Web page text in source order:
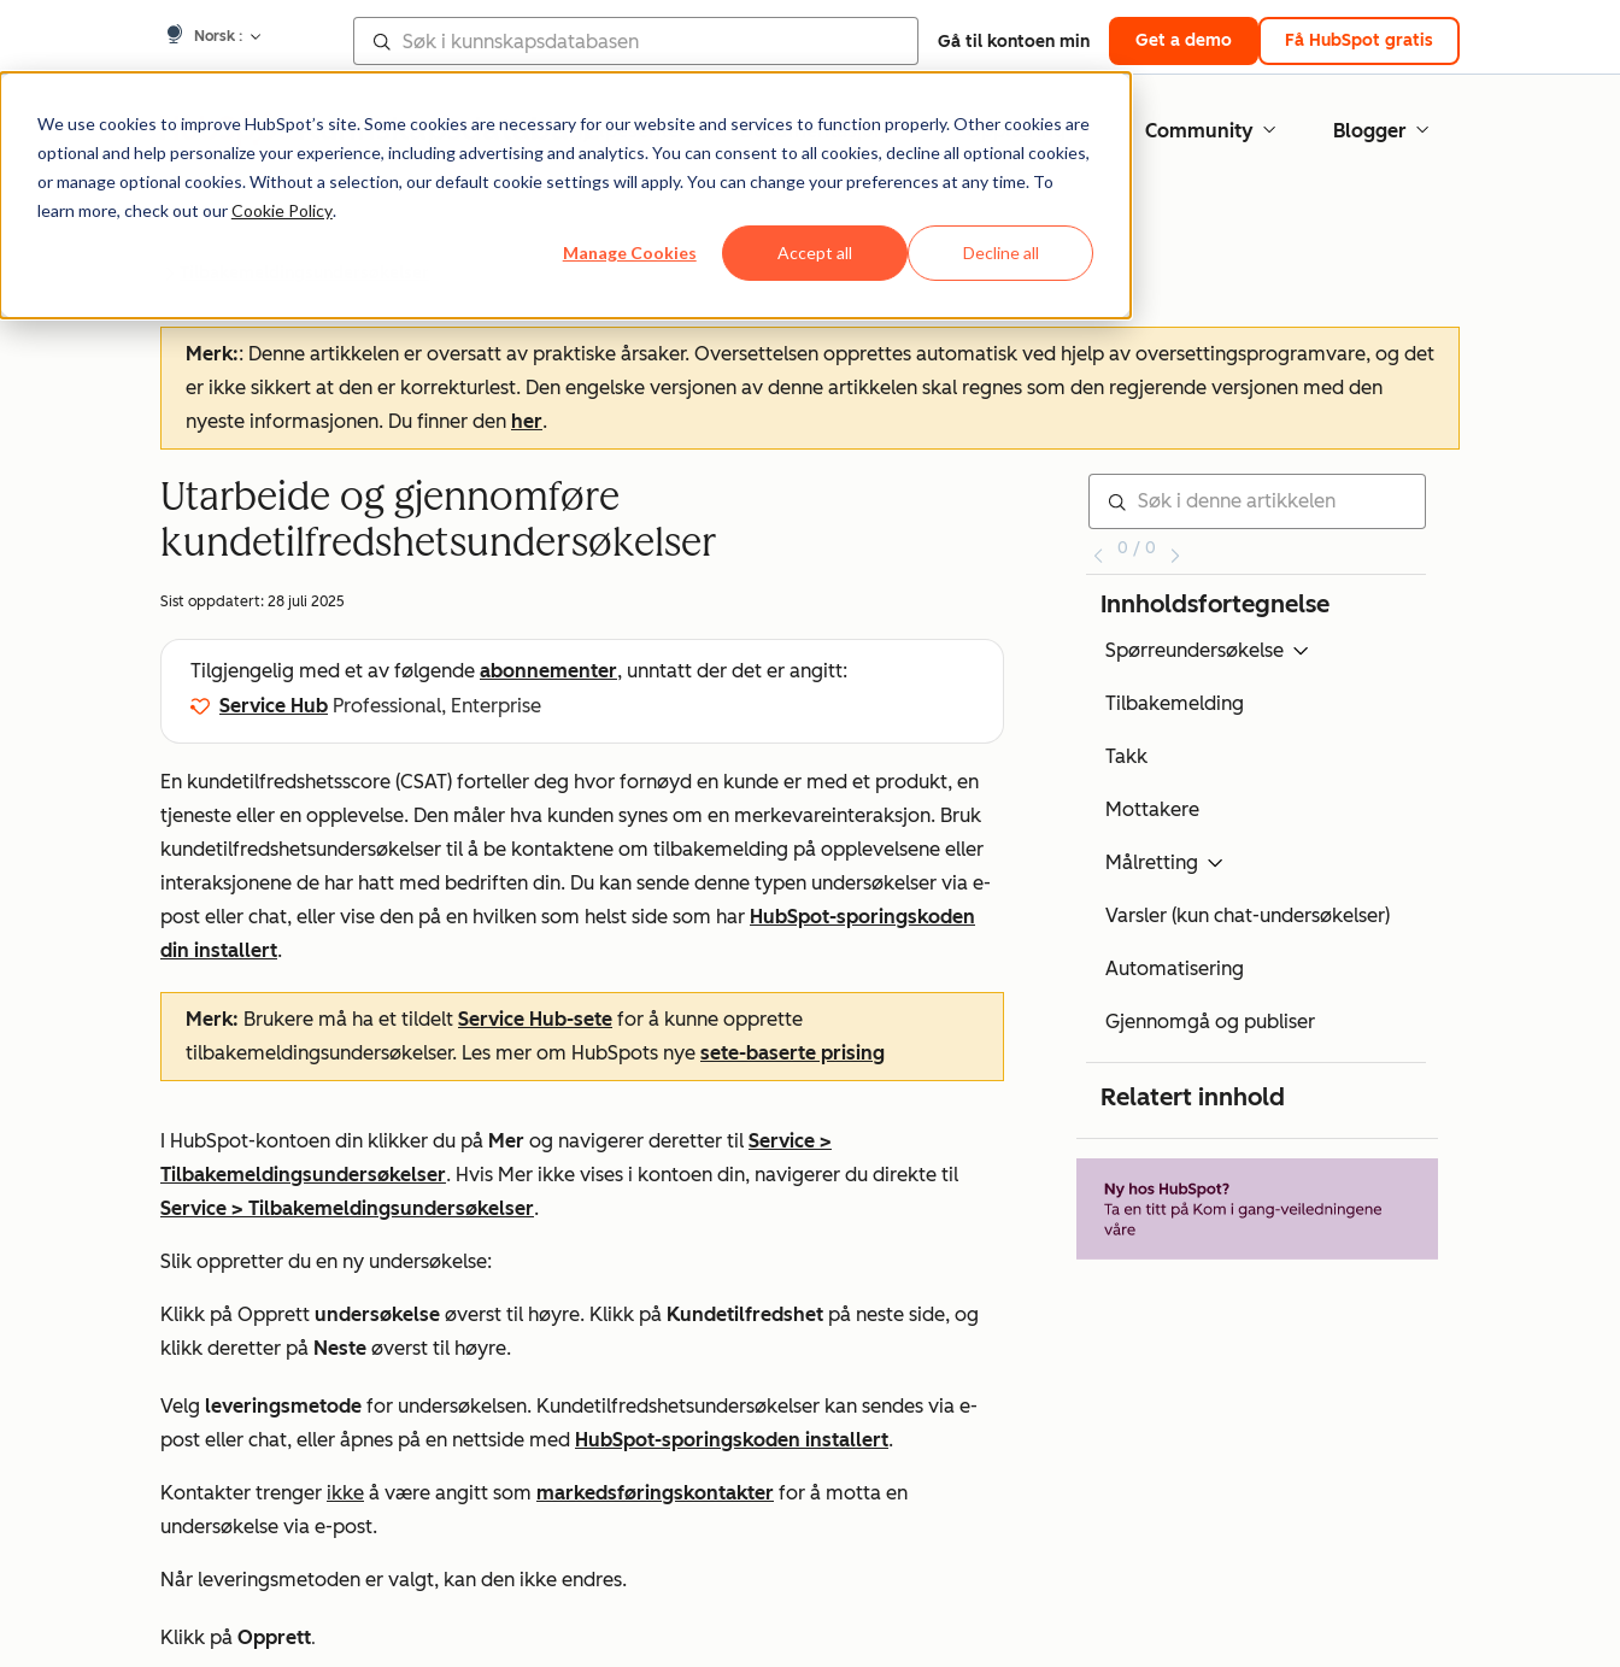
We use cookies to improve HubSpot’s site. Some cookies are necessary for our website and services to function properly. Other cookies are
optional and help personalize your experience, including advertising and analytics. You can consent to all cookies, decline all optional cookies,
or manage optional cookies. Without a selection, our default cookie settings will apply. You can change your preferences at any time. To
learn more, check out ourCookie Policy.
Manage Cookies Accept all Decline all
Norsk : Gå til kontoen min Get a demo Få HubSpot gratis
KunnskapsdatabaseHjelpesenter Dokumentasjon Opplæring Community Blogger
Merk:: Denne artikkelen er oversatt av praktiske årsaker. Oversettelsen opprettes automatisk ved hjelp av oversettingsprogramvare, og det
er ikke sikkert at den er korrekturlest. Den engelske versjonen av denne artikkelen skal regnes som den regjerende versjonen med den
nyeste informasjonen. Du finner den her.
Utarbeide og gjennomføre
kundetilfredshetsundersøkelser
Sist oppdatert: 28 juli 2025
Tilgjengelig med et av følgende abonnementer, unntatt der det er angitt:
Service Hub Professional, Enterprise
En kundetilfredshetsscore (CSAT) forteller deg hvor fornøyd en kunde er med et produkt, en
tjeneste eller en opplevelse. Den måler hva kunden synes om en merkevareinteraksjon. Bruk
kundetilfredshetsundersøkelser til å be kontaktene om tilbakemelding på opplevelsene eller
interaksjonene de har hatt med bedriften din. Du kan sende denne typen undersøkelser via e-
post eller chat, eller vise den på en hvilken som helst side som har HubSpot-sporingskoden
din installert.
Merk: Brukere må ha et tildelt Service Hub-sete for å kunne opprette
tilbakemeldingsundersøkelser. Les mer om HubSpots nye sete-baserte prising
I HubSpot-kontoen din klikker du på Mer og navigerer deretter til Service >
Tilbakemeldingsundersøkelser. Hvis Mer ikke vises i kontoen din, navigerer du direkte til
Service > Tilbakemeldingsundersøkelser.
Slik oppretter du en ny undersøkelse:
Klikk på Opprett undersøkelse øverst til høyre. Klikk på Kundetilfredshet på neste side, og
klikk deretter på Neste øverst til høyre.
Velg leveringsmetode for undersøkelsen. Kundetilfredshetsundersøkelser kan sendes via e-
post eller chat, eller åpnes på en nettside med HubSpot-sporingskoden installert.
Kontakter trenger ikke å være angitt som markedsføringskontakter for å motta en
undersøkelse via e-post.
Når leveringsmetoden er valgt, kan den ikke endres.
Klikk på Opprett.
0 / 0
Innholdsfortegnelse
Spørreundersøkelse
Tilbakemelding
Takk
Mottakere
Målretting
Varsler (kun chat-undersøkelser)
Automatisering
Gjennomgå og publiser
Relatert innhold